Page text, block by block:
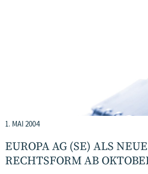
1. MAI 2004
EUROPA AG (SE) ALS NEUE
RECHTSFORM AB